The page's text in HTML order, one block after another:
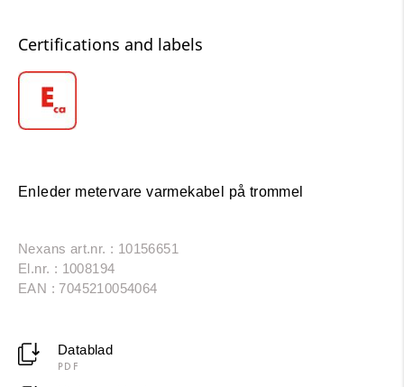
Certifications and labels
Enleder metervare varmekabel på trommel
Nexans art.nr. : 10156651
El.nr. : 1008194
EAN : 7045210054064
Datablad
PDF